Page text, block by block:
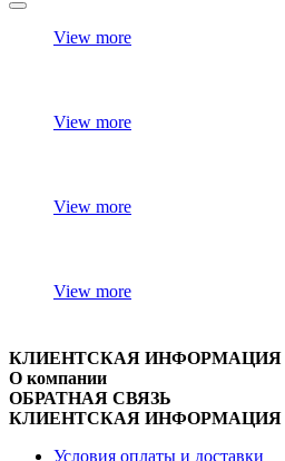
View more
View more
View more
View more
КЛИЕНТСКАЯ ИНФОРМАЦИЯ
О компании
ОБРАТНАЯ СВЯЗЬ
КЛИЕНТСКАЯ ИНФОРМАЦИЯ
Условия оплаты и доставки